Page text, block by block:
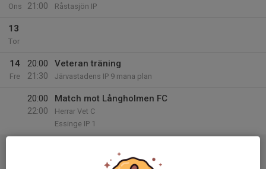
Ons
21:00
Råstasjön IP
13
Tor
14
Fre
20:00
21:30
Veteran träning
Järvastadens IP 9 mana plan
20:00
22:00
Match mot Långholmen FC
Herrar Vet C
Essinge IP 1